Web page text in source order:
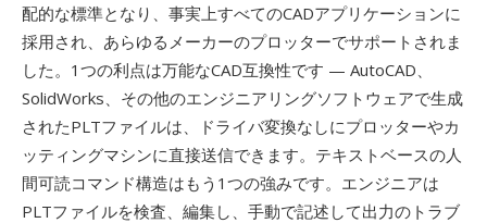
配的な標準となり、事実上すべてのCADアプリケーションに
採用され、あらゆるメーカーのプロッターでサポートされま
した。1つの利点は万能なCAD互換性です — AutoCAD、
SolidWorks、その他のエンジニアリングソフトウェアで生成
されたPLTファイルは、ドライバ変換なしにプロッターやカ
ッティングマシンに直接送信できます。テキストベースの人
間可読コマンド構造はもう1つの強みです。エンジニアは
PLTファイルを検査、編集し、手動で記述して出力のトラブ